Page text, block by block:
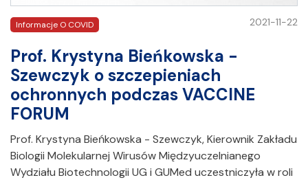
Informacje O COVID 2021-11-22
Prof. Krystyna Bieńkowska -
Szewczyk o szczepieniach
ochronnych podczas VACCINE
FORUM
Prof. Krystyna Bieńkowska - Szewczyk, Kierownik Zakładu
Biologii Molekularnej Wirusów Międzyuczelnianego
Wydziału Biotechnologii UG i GUMed uczestniczyła w roli